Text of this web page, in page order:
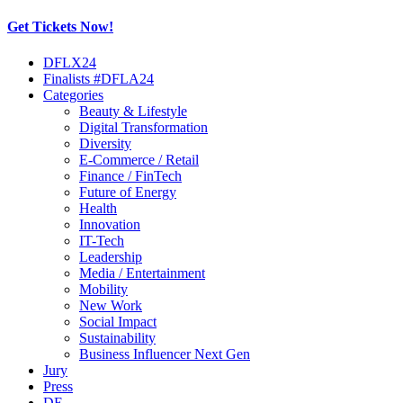
Get Tickets Now!
Skip
content
DFLX24
Finalists #DFLA24
Categories
Beauty & Lifestyle
Digital Transformation
Diversity
E-Commerce / Retail
Finance / FinTech
Future of Energy
Health
Innovation
IT-Tech
Leadership
Media / Entertainment
Mobility
New Work
Social Impact
Sustainability
Business Influencer Next Gen
Jury
Press